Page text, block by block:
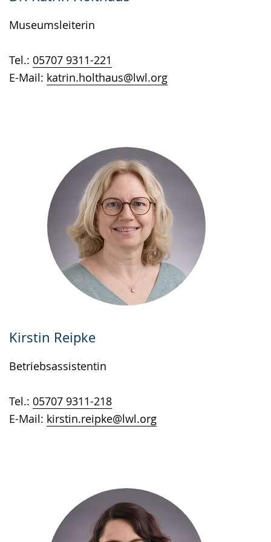
Museumsleiterin
Tel.: 05707 9311-221
E-Mail: katrin.holthaus@lwl.org
Kirstin Reipke
Betriebsassistentin
Tel.: 05707 9311-218
E-Mail: kirstin.reipke@lwl.org